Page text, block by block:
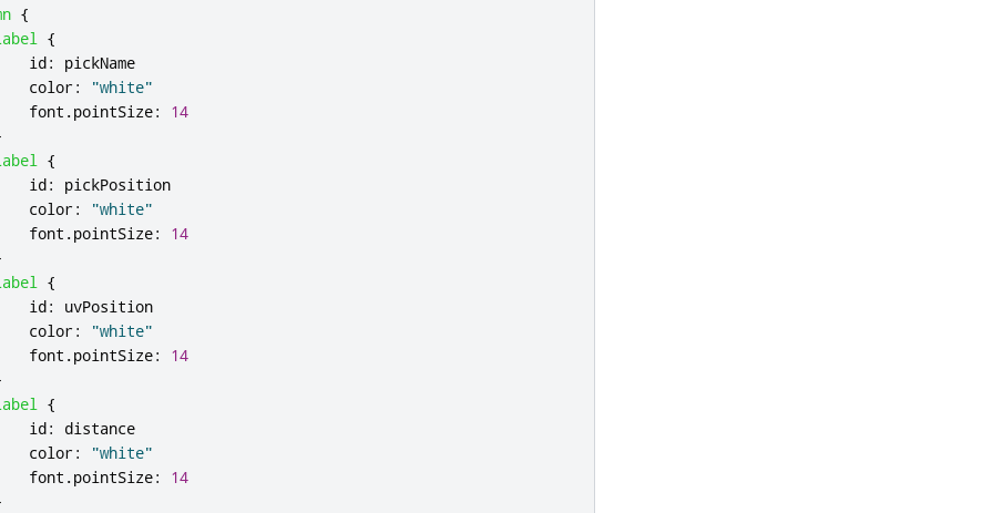
{
{
id:
pickName
color:
"white"
font .pointSize:
14
{
id:
pickPosition
color:
"white"
font .pointSize:
14
{
id:
uvPosition
color:
"white"
font .pointSize:
14
{
id:
distance
color:
"white"
font .pointSize:
14